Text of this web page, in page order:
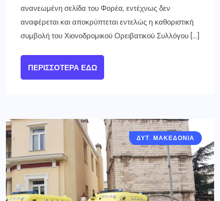
ανανεωμένη σελίδα του Φορέα, εντέχνως δεν
αναφέρεται και αποκρύπτεται εντελώς η καθοριστική
συμβολή του Χιονοδρομικού Ορειβατικού Συλλόγου […]
ΠΕΡΙΣΣΌΤΕΡΑ ΕΔΏ
ΔΥΤ. ΜΑΚΕΔΟΝΙΑ